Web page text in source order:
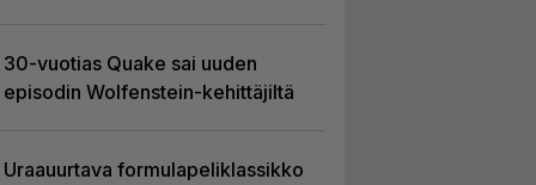
30-vuotias Quake sai uuden
episodin Wolfenstein-kehittäjiltä
Uraauurtava formulapeliklassikko